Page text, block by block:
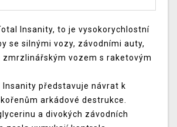
Insanity, to je vysokorychlostní
se silnými vozy, závodními auty,
zmrzlinářským vozem s raketovým
Insanity představuje návrat k
arkádové destrukce.
a divokých závodních